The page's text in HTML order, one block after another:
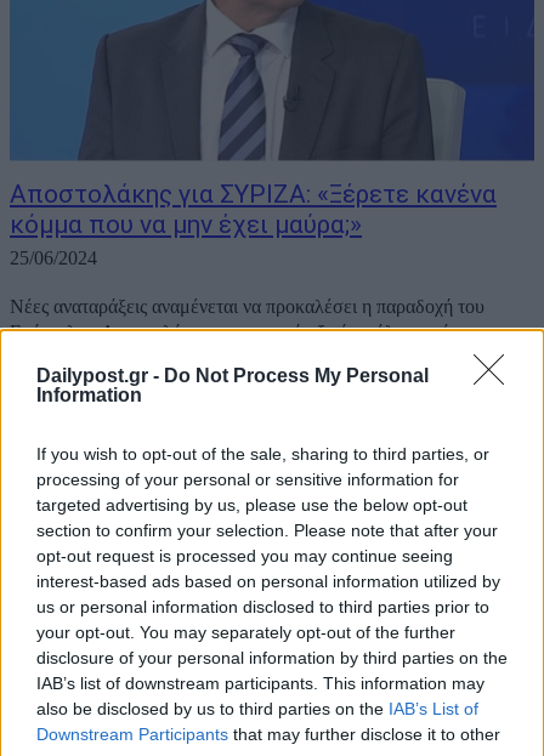
Dailypost.gr - Do Not Process My Personal
Information
If you wish to opt-out of the sale, sharing to third parties, or
processing of your personal or sensitive information for
targeted advertising by us, please use the below opt-out
section to confirm your selection. Please note that after your
opt-out request is processed you may continue seeing
interest-based ads based on personal information utilized by
us or personal information disclosed to third parties prior to
your opt-out. You may separately opt-out of the further
disclosure of your personal information by third parties on the
IAB’s list of downstream participants. This information may
also be disclosed by us to third parties on the IAB’s List of
Downstream Participants that may further disclose it to other
Αποστολάκης για ΣΥΡΙΖΑ: «Ξέρετε κανένα
κόμμα που να μην έχει μαύρα;»
25/06/2024
Νέες αναταράξεις αναμένεται να προκαλέσει η παραδοχή του
Ευάγγελου Αποστολάκη, που υποστήριξε ότι «όλα τα κόμματα
έχουν μαύρα». «Ξέρετε κανένα κόμμα που να μην έχει μαύρα; Εγώ
πιστεύω ότι όλα τα κόμματα έχουν μαύρα, όλα τα κόμματα
ενισχύονται, όλα τα...